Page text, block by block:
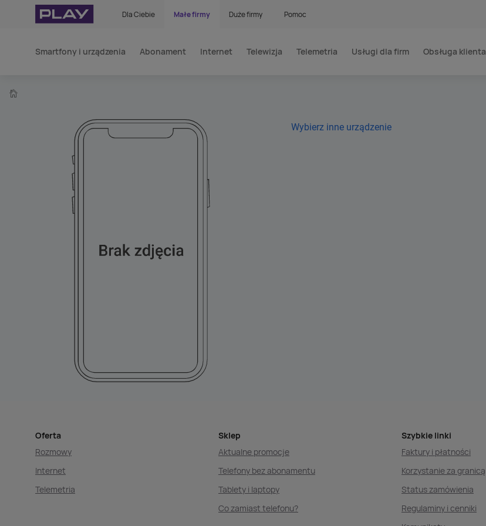
Dla Ciebie Małe firmy Duże firmy Pomoc
Smartfony i urządzenia Abonament Internet Telewizja Telemetria Usługi dla firm Obsługa klienta
Wybierz inne urządzenie
Oferta
Rozmowy
Internet
Telemetria
Sklep
Aktualne promocje
Telefony bez abonamentu
Tablety i laptopy
Co zamiast telefonu?
Szybkie linki
Faktury i płatności
Korzystanie za granicą
Status zamówienia
Regulaminy i cenniki